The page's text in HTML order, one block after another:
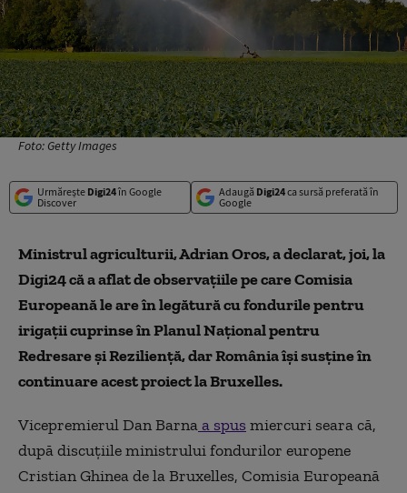
Foto: Getty Images
Urmărește Digi24în Google
Discover
Adaugă Digi24ca sursă preferată în
Google
Ministrul agriculturii, Adrian Oros, a declarat, joi, la
Digi24 că a aflat de observațiile pe care Comisia
Europeană le are în legătură cu fondurile pentru
irigații cuprinse în Planul Național pentru
Redresare și Reziliență, dar România își susține în
continuare acest proiect la Bruxelles.
Vicepremierul Dan Barnaa spus miercuri seara că,
după discuțiile ministrului fondurilor europene
Cristian Ghinea de la Bruxelles, Comisia Europeană